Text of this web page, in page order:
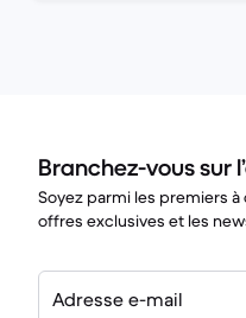
Branchez-vous sur
Soyez parmi les premiers
offres exclusives et les
Adresse e-mail